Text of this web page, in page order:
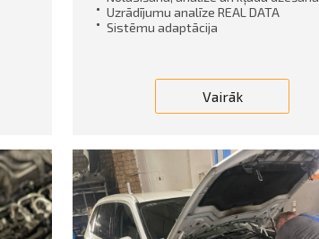
Uzrādījumu analīze REAL DATA
Sistēmu adaptācija
Vairāk